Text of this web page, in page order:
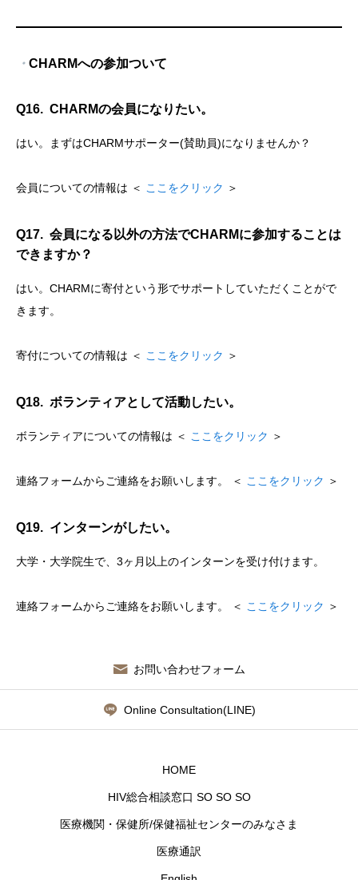
・ CHARMへの参加ついて
Q16. CHARMの会員になりたい。
はい。まずはCHARMサポーター(賛助員)になりませんか？
会員についての情報は ＜ ここをクリック ＞
Q17. 会員になる以外の方法でCHARMに参加することは
できますか？
はい。CHARMに寄付という形でサポートしていただくことがで
きます。
寄付についての情報は ＜ ここをクリック ＞
Q18. ボランティアとして活動したい。
ボランティアについての情報は ＜ ここをクリック ＞
連絡フォームからご連絡をお願いします。 ＜ ここをクリック ＞
Q19. インターンがしたい。
大学・大学院生で、3ヶ月以上のインターンを受け付けます。
連絡フォームからご連絡をお願いします。 ＜ ここをクリック ＞
お問い合わせフォーム
Online Consultation(LINE)
HOME
HIV総合相談窓口 SO SO SO
医療機関・保健所/保健福祉センターのみなさま
医療通訳